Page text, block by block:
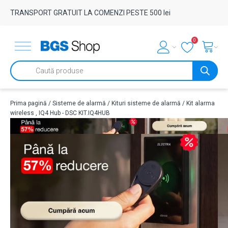
TRANSPORT GRATUIT LA COMENZI PESTE 500 lei
0
Products
search
Prima pagină / Sisteme de alarmă / Kituri sisteme de alarmă / Kit alarma
wireless , IQ4 Hub - DSC KIT.IQ4HUB